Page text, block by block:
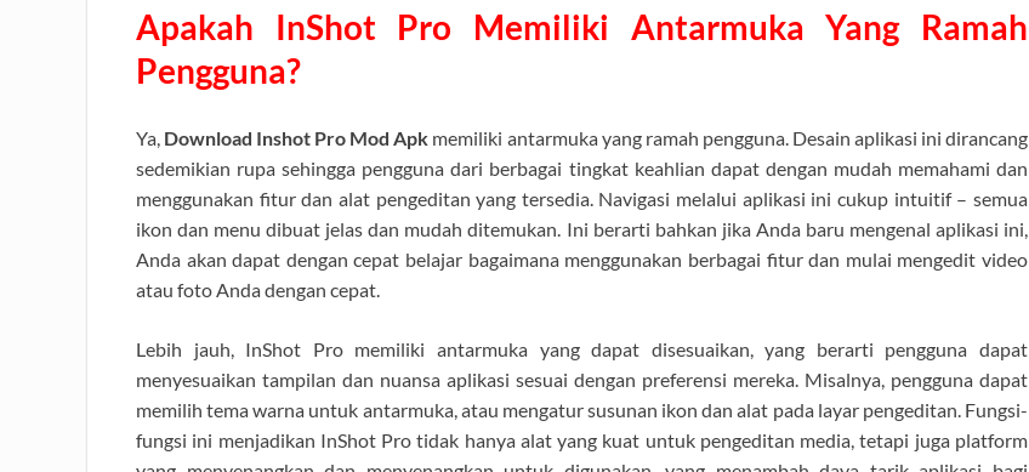
Apakah InShot Pro Memiliki Antarmuka Yang Ramah
Pengguna?
Ya, Download Inshot Pro Mod Apk memiliki antarmuka yang ramah pengguna. Desain aplikasi ini dirancang
sedemikian rupa sehingga pengguna dari berbagai tingkat keahlian dapat dengan mudah memahami dan
menggunakan fitur dan alat pengeditan yang tersedia. Navigasi melalui aplikasi ini cukup intuitif – semua
ikon dan menu dibuat jelas dan mudah ditemukan. Ini berarti bahkan jika Anda baru mengenal aplikasi ini,
Anda akan dapat dengan cepat belajar bagaimana menggunakan berbagai fitur dan mulai mengedit video
atau foto Anda dengan cepat.
Lebih jauh, InShot Pro memiliki antarmuka yang dapat disesuaikan, yang berarti pengguna dapat
menyesuaikan tampilan dan nuansa aplikasi sesuai dengan preferensi mereka. Misalnya, pengguna dapat
memilih tema warna untuk antarmuka, atau mengatur susunan ikon dan alat pada layar pengeditan. Fungsi-
fungsi ini menjadikan InShot Pro tidak hanya alat yang kuat untuk pengeditan media, tetapi juga platform